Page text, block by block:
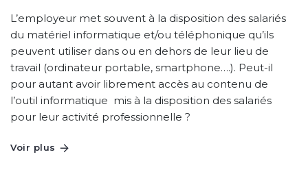
USB
SALARIÉ
LA
À
L’EMPLOYEUR
L’employeur met souvent à la disposition des salariés
du matériel informatique et/ou téléphonique qu’ils
peuvent utiliser dans ou en dehors de leur lieu de
travail (ordinateur portable, smartphone….). Peut-il
pour autant avoir librement accès au contenu de
l’outil informatique mis à la disposition des salariés
pour leur activité professionnelle ?
Voir plus